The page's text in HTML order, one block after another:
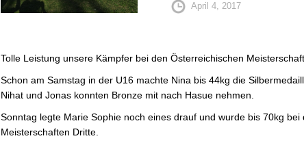
April 4, 2017
Tolle Leistung unsere Kämpfer bei den Österreichischen
Schon am Samstag in der U16 machte Nina bis 44kg die
Nihat und Jonas konnten Bronze mit nach Hasue nehmen.
Sonntag legte Marie Sophie noch eines drauf und wurde bis 70kg bei
Meisterschaften Dritte.